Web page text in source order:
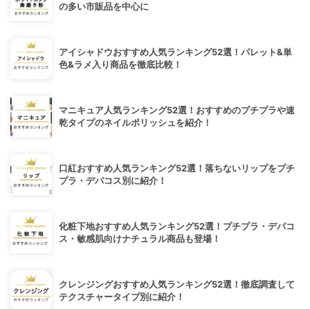
の多い市販品を中心に
アイシャドウおすすめ人気ランキング52選！パレット&単
色&ラメ入り商品を徹底比較！
マニキュア人気ランキング52選！おすすめのプチプラや速
乾タイプのネイルポリッシュを紹介！
口紅おすすめ人気ランキング52選！落ちないリップをプチ
プラ・デパコス別に紹介！
化粧下地おすすめ人気ランキング52選！プチプラ・デパコ
ス・敏感肌向けナチュラル商品も登場！
クレンジングおすすめ人気ランキング52選！徹底調査して
テクスチャータイプ別に紹介！